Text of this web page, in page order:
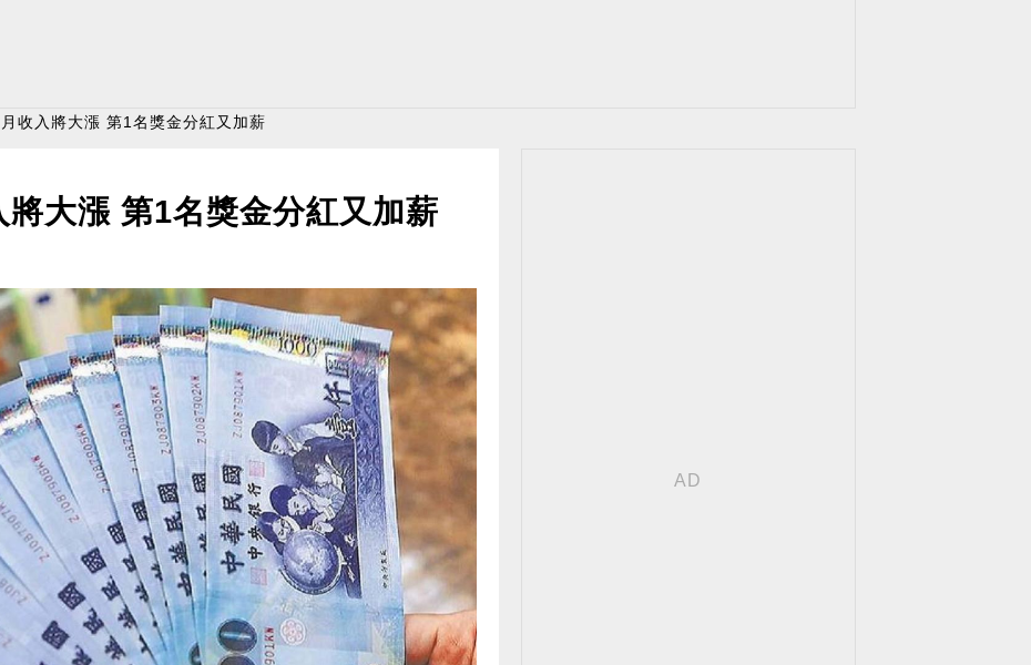
收入將大漲 第1名獎金分紅又加薪
將大漲 第1名獎金分紅又加薪